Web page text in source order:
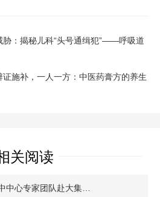
胁：揭秘儿科“头号通缉犯”——呼吸道
施补，一人一方：中医药膏方的养生
关阅读
中心专家团队赴大集…